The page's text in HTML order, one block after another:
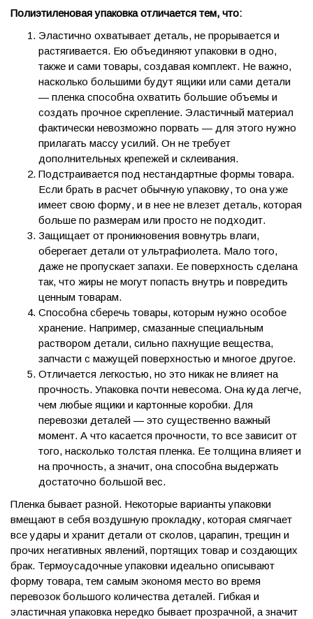
Полиэтиленовая упаковка отличается тем, что:
Эластично охватывает деталь, не прорывается и
растягивается. Ею объединяют упаковки в одно,
также и сами товары, создавая комплект. Не важно,
насколько большими будут ящики или сами детали
— пленка способна охватить большие объемы и
создать прочное скрепление. Эластичный материал
фактически невозможно порвать — для этого нужно
прилагать массу усилий. Он не требует
дополнительных крепежей и склеивания.
Подстраивается под нестандартные формы товара.
Если брать в расчет обычную упаковку, то она уже
имеет свою форму, и в нее не влезет деталь, которая
больше по размерам или просто не подходит.
Защищает от проникновения вовнутрь влаги,
оберегает детали от ультрафиолета. Мало того,
даже не пропускает запахи. Ее поверхность сделана
так, что жиры не могут попасть внутрь и повредить
ценным товарам.
Способна сберечь товары, которым нужно особое
хранение. Например, смазанные специальным
раствором детали, сильно пахнущие вещества,
запчасти с мажущей поверхностью и многое другое.
Отличается легкостью, но это никак не влияет на
прочность. Упаковка почти невесома. Она куда легче,
чем любые ящики и картонные коробки. Для
перевозки деталей — это существенно важный
момент. А что касается прочности, то все зависит от
того, насколько толстая пленка. Ее толщина влияет и
на прочность, а значит, она способна выдержать
достаточно большой вес.
Пленка бывает разной. Некоторые варианты упаковки
вмещают в себя воздушную прокладку, которая смягчает
все удары и хранит детали от сколов, царапин, трещин и
прочих негативных явлений, портящих товар и создающих
брак. Термоусадочные упаковки идеально описывают
форму товара, тем самым экономя место во время
перевозок большого количества деталей. Гибкая и
эластичная упаковка нередко бывает прозрачной, а значит